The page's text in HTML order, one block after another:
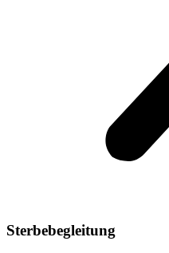
Sterbebegleitung